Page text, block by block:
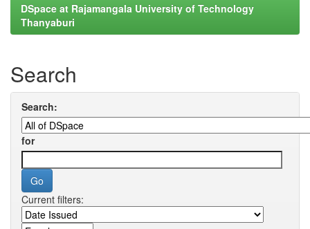
DSpace at Rajamangala University of Technology
Thanyaburi
Search
Search:
for
Current filters: